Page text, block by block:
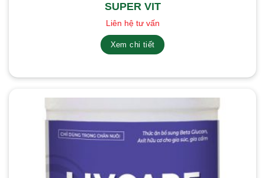
SUPER VIT
Liên hệ tư vấn
Xem chi tiết